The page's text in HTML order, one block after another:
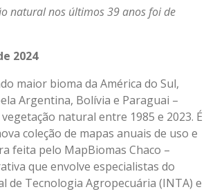
natural nos últimos 39 anos foi de
2024
maior bioma da América do Sul,
Argentina, Bolívia e Paraguai –
natural entre 1985 e 2023. É
coleção de mapas anuais de uso e
feita pelo MapBiomas Chaco –
que envolve especialistas do
de Tecnologia Agropecuária (INTA) e